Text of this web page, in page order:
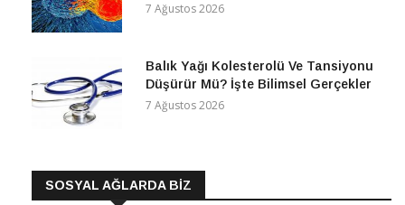
7 Ağustos 2026
Balık Yağı Kolesterolü Ve Tansiyonu
Düşürür Mü? İşte Bilimsel Gerçekler
7 Ağustos 2026
SOSYAL AĞLARDA BİZ